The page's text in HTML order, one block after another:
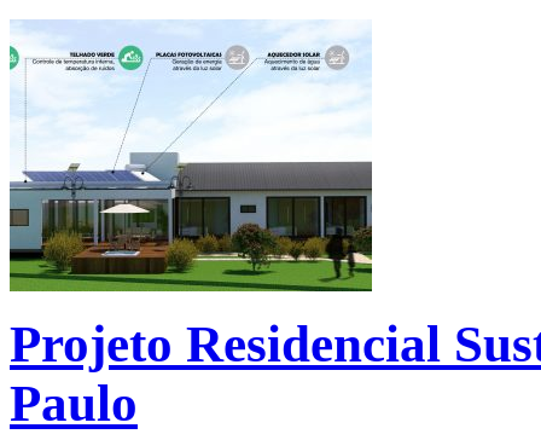
Projeto Residencial
Paulo